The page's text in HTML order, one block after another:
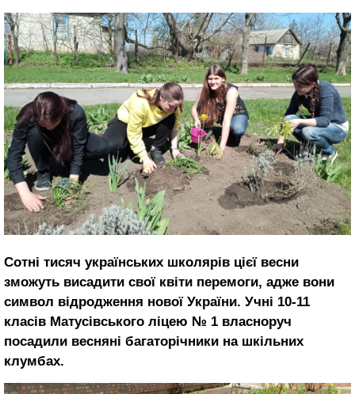
Сотні тисяч українських школярів цієї весни
зможуть висадити свої квіти перемоги, адже вони
символ відродження нової України. Учні 10-11
класів Матусівського ліцею № 1 власноруч
посадили весняні багаторічники на шкільних
клумбах.